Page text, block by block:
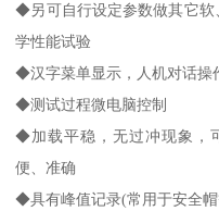
◆另可自行设定参数做其它软
学性能试验
◆汉字菜单显示，人机对话操
◆测试过程微电脑控制
◆加载平稳，无过冲现象，
便、准确
◆具有峰值记录(常用于安全